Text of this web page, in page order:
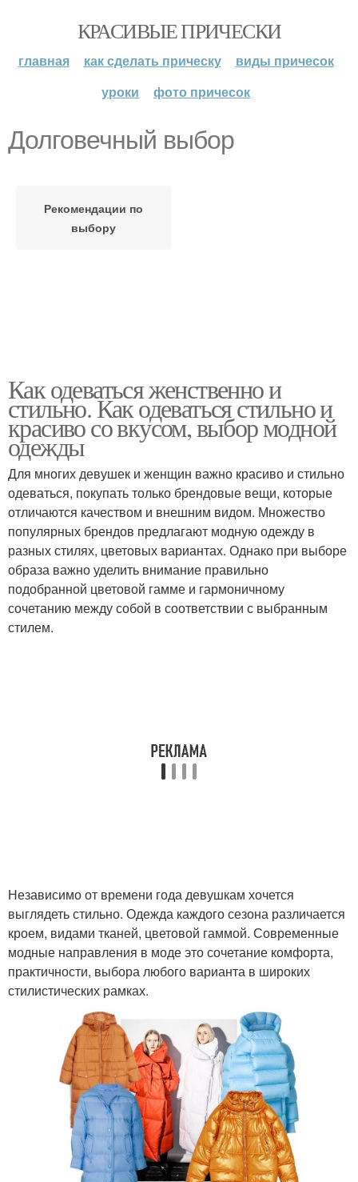
КРАСИВЫЕ ПРИЧЕСКИ
главная как сделать прическу
виды причесок
уроки
фото причесок
Долговечный выбор
Рекомендации по
выбору
Как одеваться женственно и
стильно. Как одеваться стильно и
красиво со вкусом, выбор модной
одежды
Для многих девушек и женщин важно красиво и стильно
одеваться, покупать только брендовые вещи, которые
отличаются качеством и внешним видом. Множество
популярных брендов предлагают модную одежду в
разных стилях, цветовых вариантах. Однако при выборе
образа важно уделить внимание правильно
подобранной цветовой гамме и гармоничному
сочетанию между собой в соответствии с выбранным
стилем.
Независимо от времени года девушкам хочется
выглядеть стильно. Одежда каждого сезона различается
кроем, видами тканей, цветовой гаммой. Современные
модные направления в моде это сочетание комфорта,
практичности, выбора любого варианта в широких
стилистических рамках.